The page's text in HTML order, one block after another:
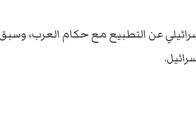
عن التطبيع مع حكام العرب،